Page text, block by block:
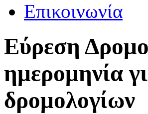
Επικοινωνία
Εύρεση
ημερομηνία
δρομολογίων